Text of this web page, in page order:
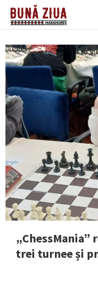
„ChessMania”
trei turnee și